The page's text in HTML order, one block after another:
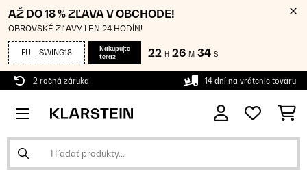
AŽ DO 18 % ZĽAVA V OBCHODE!
OBROVSKÉ ZĽAVY LEN 24 HODÍN!
FULLSWING18
Nakupujte
teraz
22 H 26 M 33 S
2 ročná záruka 14 dní na vrátenie tovaru